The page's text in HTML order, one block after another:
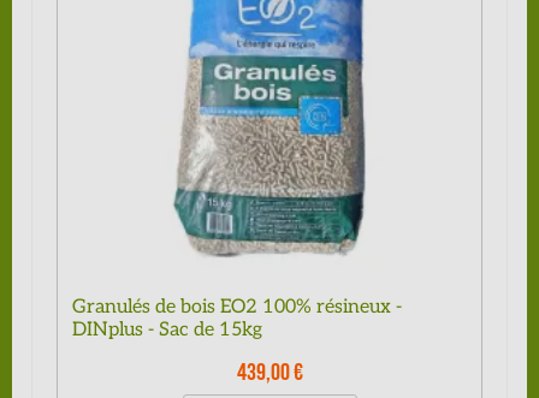
Granulés de bois EO2 100% résineux -
DINplus - Sac de 15kg
439,00 €